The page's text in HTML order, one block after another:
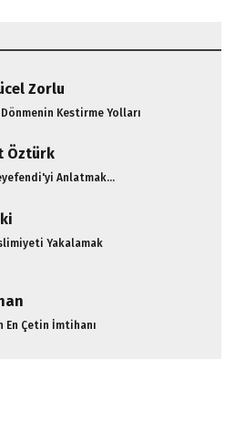
Zorlu
Kestirme Yolları
Öztürk
Anlatmak...
Yakalamak
En Çetin İmtihanı